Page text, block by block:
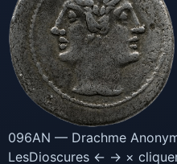
096AN — Drachme
LesDioscures ← → ×